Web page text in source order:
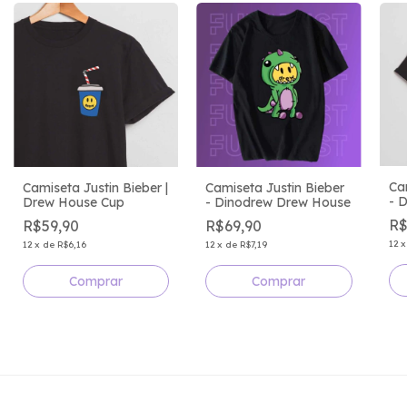
Camiseta Justin Bieber |
Drew House Cup
R$59,90
12 x de R$6,16
Comprar
Camiseta Justin Bieber
- Dinodrew Drew House
R$69,90
12 x de R$7,19
Comprar
-
12